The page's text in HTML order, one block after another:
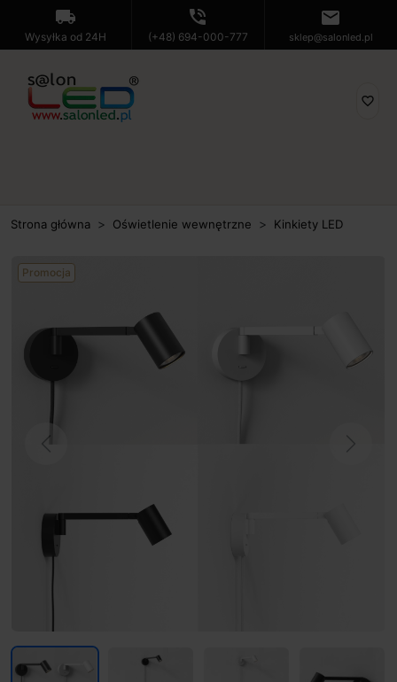
local_shipping
Wysyłka od 24H
phone_in_talk
(+48) 694-000-777
mail
sklep@salonled.pl
favorite_border
Strona główna Oświetlenie wewnętrzne Kinkiety LED
Promocja